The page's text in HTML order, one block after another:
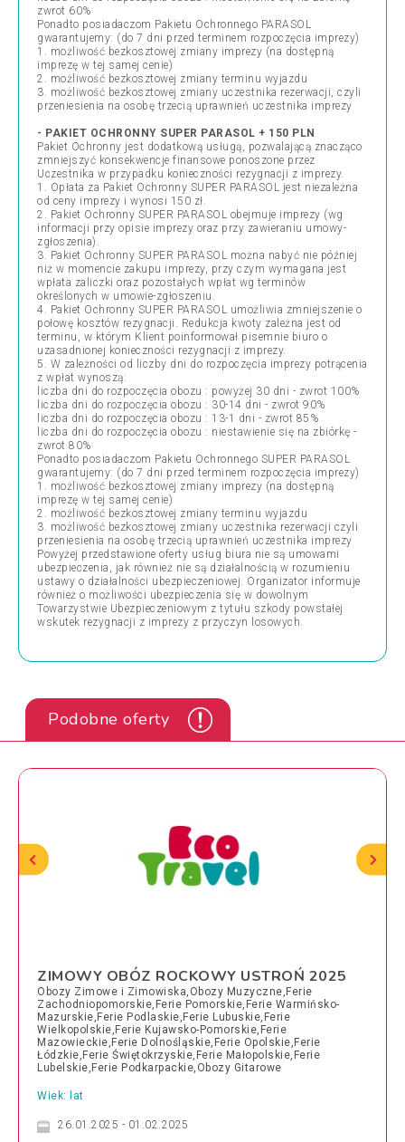
zwrot 60%
Ponadto posiadaczom Pakietu Ochronnego PARASOL
gwarantujemy: (do 7 dni przed terminem rozpoczęcia imprezy)
1. możliwość bezkosztowej zmiany imprezy (na dostępną
imprezę w tej samej cenie)
2. możliwość bezkosztowej zmiany terminu wyjazdu
3. możliwość bezkosztowej zmiany uczestnika rezerwacji, czyli
przeniesienia na osobę trzecią uprawnień uczestnika imprezy
- PAKIET OCHRONNY SUPER PARASOL + 150 PLN
Pakiet Ochronny jest dodatkową usługą, pozwalającą znacząco
zmniejszyć konsekwencje finansowe ponoszone przez
Uczestnika w przypadku konieczności rezygnacji z imprezy.
1. Opłata za Pakiet Ochronny SUPER PARASOL jest niezależna
od ceny imprezy i wynosi 150 zł.
2. Pakiet Ochronny SUPER PARASOL obejmuje imprezy (wg
informacji przy opisie imprezy oraz przy zawieraniu umowy-
zgłoszenia).
3. Pakiet Ochronny SUPER PARASOL można nabyć nie później
niż w momencie zakupu imprezy, przy czym wymagana jest
wpłata zaliczki oraz pozostałych wpłat wg terminów
określonych w umowie-zgłoszeniu.
4. Pakiet Ochronny SUPER PARASOL umożliwia zmniejszenie o
połowę kosztów rezygnacji. Redukcja kwoty zależna jest od
terminu, w którym Klient poinformował pisemnie biuro o
uzasadnionej konieczności rezygnacji z imprezy.
5. W zależności od liczby dni do rozpoczęcia imprezy potrącenia
z wpłat wynoszą:
liczba dni do rozpoczęcia obozu : powyżej 30 dni - zwrot 100%
liczba dni do rozpoczęcia obozu : 30-14 dni - zwrot 90%
liczba dni do rozpoczęcia obozu : 13-1 dni - zwrot 85%
liczba dni do rozpoczęcia obozu : niestawienie się na zbiórkę -
zwrot 80%
Ponadto posiadaczom Pakietu Ochronnego SUPER PARASOL
gwarantujemy: (do 7 dni przed terminem rozpoczęcia imprezy)
1. możliwość bezkosztowej zmiany imprezy (na dostępną
imprezę w tej samej cenie)
2. możliwość bezkosztowej zmiany terminu wyjazdu
3. możliwość bezkosztowej zmiany uczestnika rezerwacji czyli
przeniesienia na osobę trzecią uprawnień uczestnika imprezy
Powyżej przedstawione oferty usług biura nie są umowami
ubezpieczenia, jak również nie są działalnością w rozumieniu
ustawy o działalności ubezpieczeniowej. Organizator informuje
również o możliwości ubezpieczenia się w dowolnym
Towarzystwie Ubezpieczeniowym z tytułu szkody powstałej
wskutek rezygnacji z imprezy z przyczyn losowych.
Podobne oferty
ZIMOWY OBÓZ ROCKOWY USTROŃ 2025
Obozy Zimowe i Zimowiska,Obozy Muzyczne,Ferie
Zachodniopomorskie,Ferie Pomorskie,Ferie Warmińsko-
Mazurskie,Ferie Podlaskie,Ferie Lubuskie,Ferie
Wielkopolskie,Ferie Kujawsko-Pomorskie,Ferie
Mazowieckie,Ferie Dolnośląskie,Ferie Opolskie,Ferie
Łódzkie,Ferie Świętokrzyskie,Ferie Małopolskie,Ferie
Lubelskie,Ferie Podkarpackie,Obozy Gitarowe
Wiek: lat
26.01.2025 - 01.02.2025